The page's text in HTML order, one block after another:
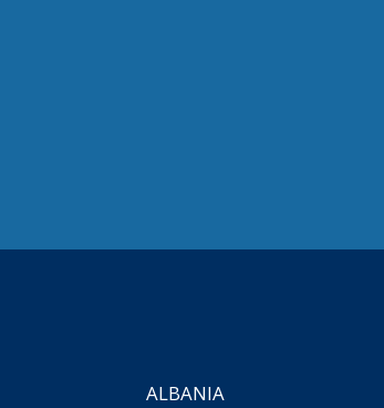
ALBANIA